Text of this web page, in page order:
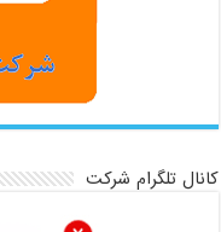
کانال تلگرام شرکت